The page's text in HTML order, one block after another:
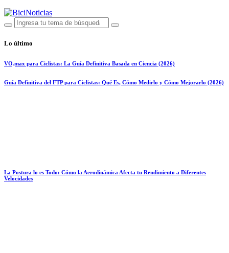
Lo último
VO₂max para Ciclistas: La Guía Definitiva Basada en Ciencia (2026)
Guía Definitiva del FTP para Ciclistas: Qué Es, Cómo Medirlo y Cómo Mejorarlo (2026)
La Postura lo es Todo: Cómo la Aerodinámica Afecta tu Rendimiento a Diferentes
Velocidades